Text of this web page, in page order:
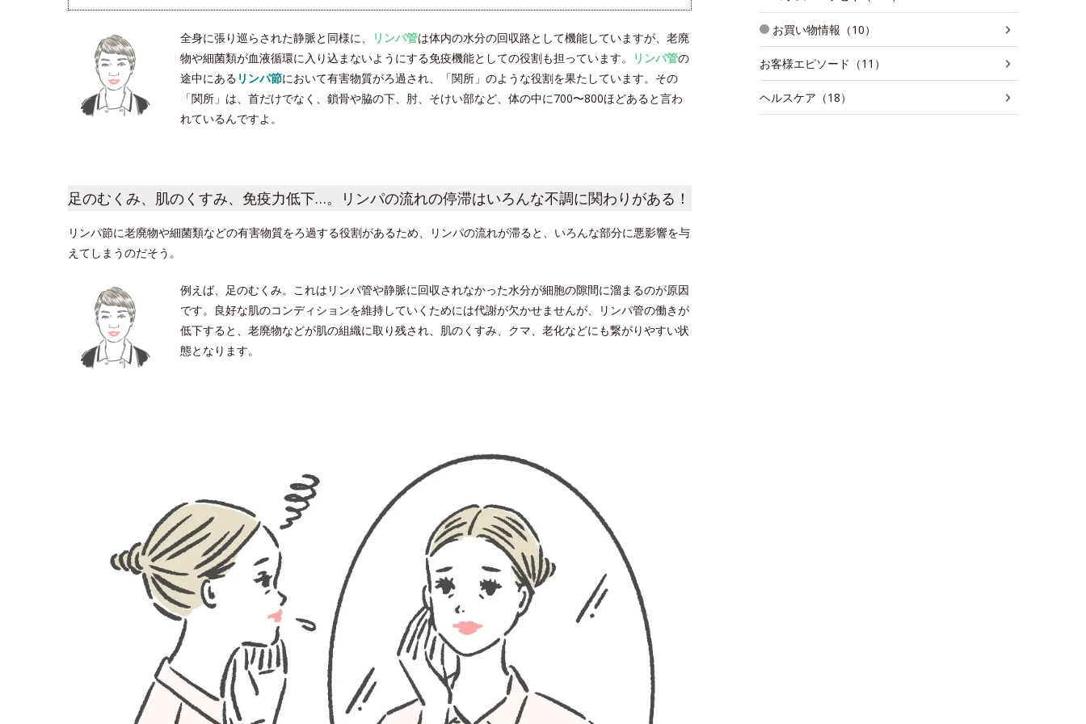
全身に張り巡らされた静脈と同様に、 リンパ管は体内の水分の回収路として機能していますが、老廃
物や細菌類が血液循環に入り込まないようにする免疫機能としての役割も担っています。
リンパ管の
途中にある リンパ節において有害物質がろ過され、「関所」のような役割を果たしています。その
「関所」は、首だけでなく、鎖骨や脇の下、肘、そけい部など、体の中に700〜800ほどあると言わ
れているんですよ。
足のむくみ、肌のくすみ、免疫力低下…。リンパの流れの停滞はいろんな不調に関わりがある！
リンパ節に老廃物や細菌類などの有害物質をろ過する役割があるため、リンパの流れが滞ると、いろんな部分に悪影響を与
えてしまうのだそう。
例えば、足のむくみ。これはリンパ管や静脈に回収されなかった水分が細胞の隙間に溜まるのが原因
です。良好な肌のコンディションを維持していくためには代謝が欠かせませんが、リンパ管の働きが
低下すると、老廃物などが肌の組織に取り残され、肌のくすみ、クマ、老化などにも繋がりやすい状
態となります。
お買い物情報（10）
お客様エピソード（11）
ヘルスケア（18）